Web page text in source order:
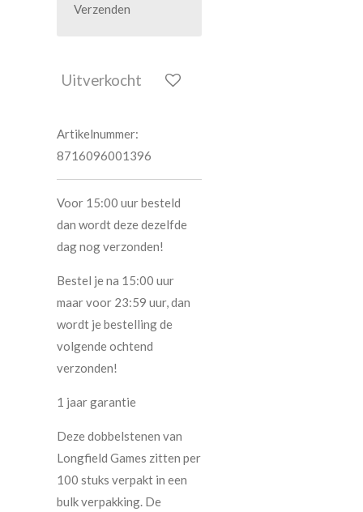
Verzenden
Uitverkocht
Artikelnummer:
8716096001396
Voor 15:00 uur besteld
dan wordt deze dezelfde
dag nog verzonden!
Bestel je na 15:00 uur
maar voor 23:59 uur, dan
wordt je bestelling de
volgende ochtend
verzonden!
1 jaar garantie
Deze dobbelstenen van
Longfield Games zitten per
100 stuks verpakt in een
bulk verpakking. De